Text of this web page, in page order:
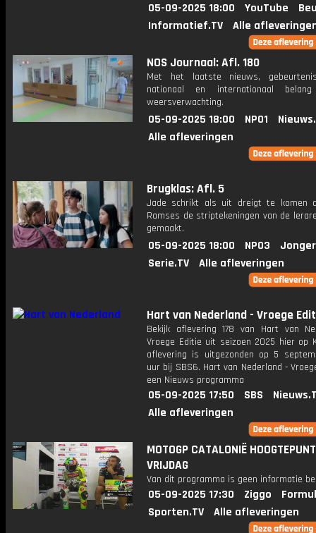
05-09-2025 18:00 YouTube
Informatief.TV
Alle
NOS Journaal: Afl. 180
Met het laatste nieuws,
nationaal en internationaal
weersverwachting.
05-09-2025 18:00 NPO1
Alle afleveringen
Brugklas: Afl. 5
Jade schrikt als uit dreigt te komen
Ramses de striptekeningen van de
gemaakt.
05-09-2025 18:00 NPO3
Serie.TV
Alle afleveringen
Hart van Nederland - Vroege
Bekijk aflevering 178 van Hart van
Vroege Editie uit seizoen 2025 hier op
aflevering is uitgezonden op 5
uur bij SBS6. Hart van Nederland -
een Nieuws programma
05-09-2025 17:50 SBS
Alle afleveringen
MOTOGP CATALONIË
VRIJDAG
Van dit programma is geen informatie
05-09-2025 17:30 Ziggo
Sporten.TV
Alle afleveringen